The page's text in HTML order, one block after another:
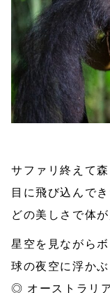
サファリ終えて
目に飛び込んで
どの美しさで体が
星空を見ながら
球の夜空に浮か
◎ オーストラリ